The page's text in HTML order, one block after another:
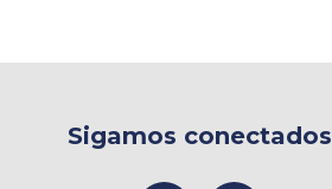
Sigamos conectados